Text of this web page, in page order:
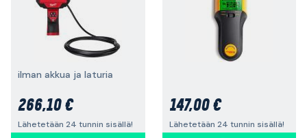
ilman akkua ja laturia
266,10 €
Lähetetään 24 tunnin sisällä!
147,00 €
Lähetetään 24 tunnin sisällä!